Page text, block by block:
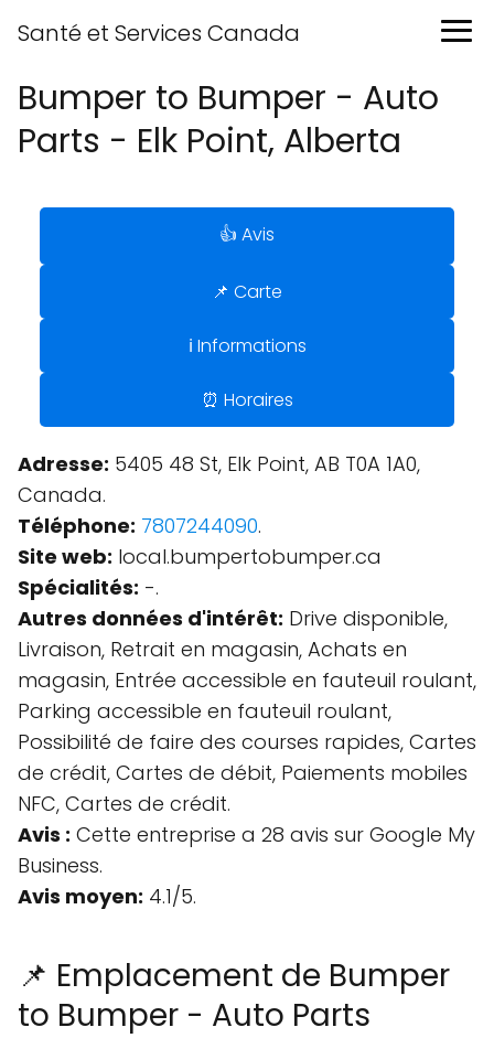
Santé et Services Canada
Bumper to Bumper - Auto
Parts - Elk Point, Alberta
👍 Avis
📌 Carte
ℹ️ Informations
⏰ Horaires
Adresse: 5405 48 St, Elk Point, AB T0A 1A0,
Canada.
Téléphone: 7807244090.
Site web: local.bumpertobumper.ca
Spécialités: -.
Autres données d'intérêt: Drive disponible,
Livraison, Retrait en magasin, Achats en
magasin, Entrée accessible en fauteuil roulant,
Parking accessible en fauteuil roulant,
Possibilité de faire des courses rapides, Cartes
de crédit, Cartes de débit, Paiements mobiles
NFC, Cartes de crédit.
Avis : Cette entreprise a 28 avis sur Google My
Business.
Avis moyen: 4.1/5.
📌 Emplacement de Bumper
to Bumper - Auto Parts